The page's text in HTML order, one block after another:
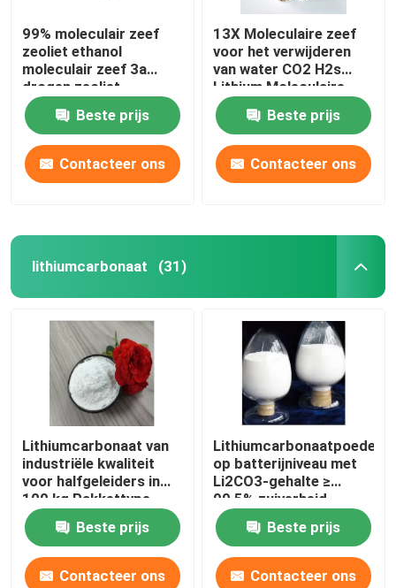
99% moleculair zeef
zeoliet ethanol
moleculair zeef 3a
drogen zeoliet
Beste prijs
Contacteer ons
13X Moleculaire zeef
voor het verwijderen
van water CO2 H2s
Lithium Moleculaire
zeef
Beste prijs
Contacteer ons
lithiumcarbonaat (31)
Lithiumcarbonaat van
industriële kwaliteit
voor halfgeleiders in
100 kg Pakkettype
Beste prijs
Contacteer ons
Lithiumcarbonaatpoeder
op batterijniveau met
Li2CO3-gehalte ≥
99,5% zuiverheid
Beste prijs
Contacteer ons